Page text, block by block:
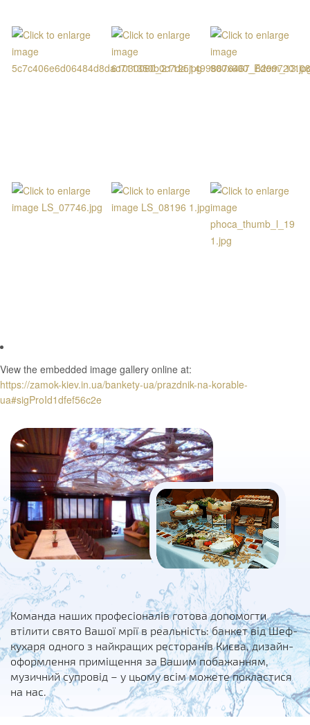
View the embedded image gallery online at:
https://zamok-kiev.in.ua/bankety-ua/prazdnik-na-korable-
ua#sigProId1dfef56c2e
Команда наших професіоналів готова допомогти
втілити свято Вашої мрії в реальність: банкет від Шеф-
кухаря одного з найкращих ресторанів Києва, дизайн-
оформлення приміщення за Вашим побажанням,
музичний супровід – у цьому всім можете покластися
на нас.
Узнать свободна ли дата